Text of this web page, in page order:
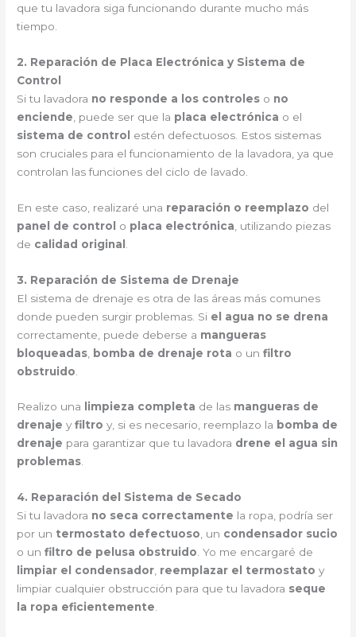
que tu lavadora siga funcionando durante mucho más
tiempo.
2. Reparación de Placa Electrónica y Sistema de
Control
Si tu lavadora no responde a los controles o no
enciende , puede ser que la placa electrónica o el
sistema de control
estén defectuosos. Estos sistemas
son cruciales para el funcionamiento de la lavadora, ya que
controlan las funciones del ciclo de lavado.
En este caso, realizaré una reparación o reemplazo del
panel de control
o placa electrónica , utilizando piezas
de calidad original
3. Reparación de Sistema de Drenaje
El sistema de drenaje es otra de las áreas más comunes
donde pueden surgir problemas. Si el agua no se drena
correctamente, puede deberse a mangueras
bloqueadas bomba de drenaje rota o unfiltro
obstruido
Realizo una limpieza completa de las mangueras de
drenaje yfiltro y, si es necesario, reemplazo la bomba de
drenaje para garantizar que tu lavadora drene el agua sin
problemas.
4. Reparación del Sistema de Secado
Si tu lavadora no seca correctamente la ropa, podría ser
por un termostato defectuoso, un condensador sucio
o unfiltro de pelusa obstruido. Yo me encargaré de
limpiar el condensador, reemplazar el termostato y
limpiar cualquier obstrucción para que tu lavadora seque
la ropa eficientemente.